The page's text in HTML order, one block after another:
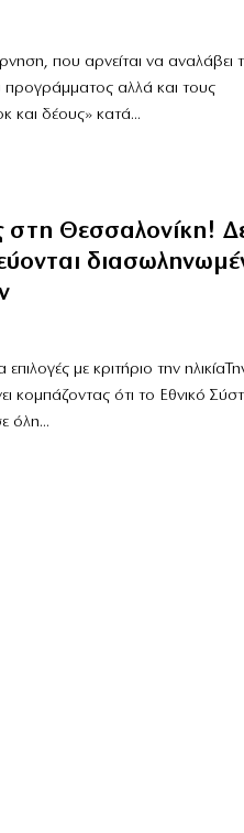
που αρνείται να αναλάβει
προγράμματος αλλά και τους
και δέους» κατά...
στη Θεσσαλονίκη!
επιλογές με κριτήριο την
ότι το Εθνικό
όλη...